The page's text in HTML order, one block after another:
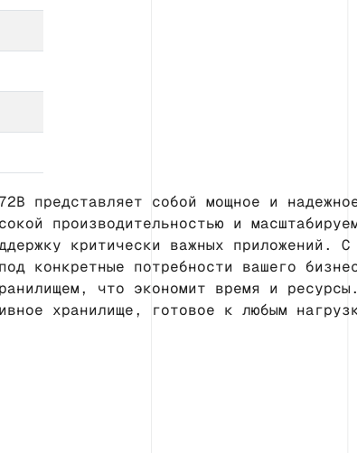
представляет собой мощное и
производительностью и
критически важных приложений.
конкретные потребности вашего
что экономит время и
хранилище, готовое к любым